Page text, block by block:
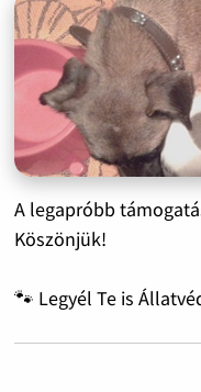
A legapróbb
Köszönjük!
🐾 Legyél Te is